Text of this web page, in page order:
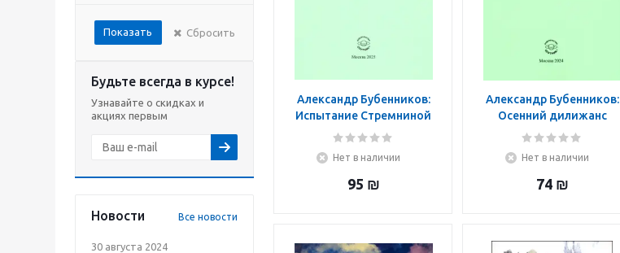
Показать Сбросить
Будьте всегда в курсе!
Узнавайте о скидках и
акциях первым
Новости Все новости
30 августа 2024
Александр Бубенников:
Испытание Стремниной
Жизни
Нет в наличии
95 ₪
Александр Бубенников:
Осенний дилижанс
Нет в наличии
74₪